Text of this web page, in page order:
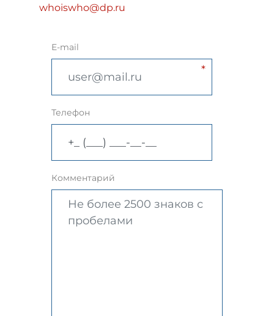
whoiswho@dp.ru
E-mail
Телефон
Комментарий